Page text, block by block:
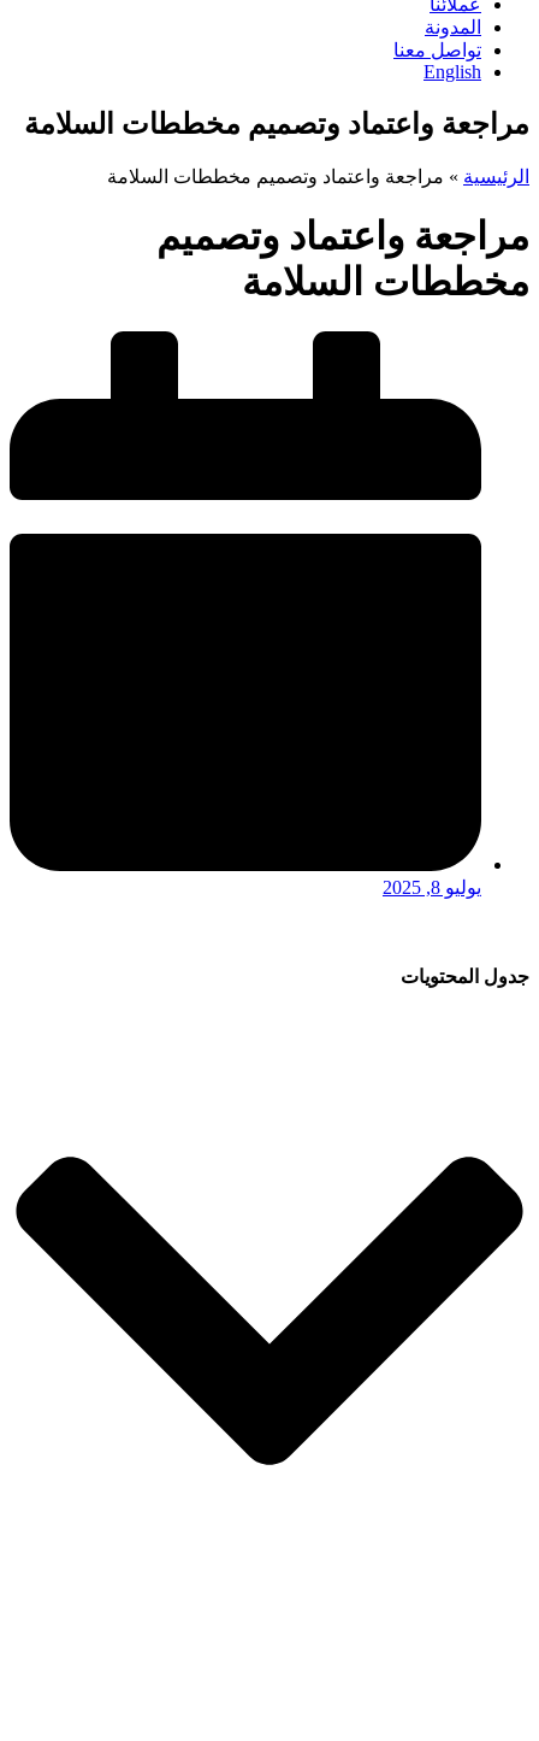
عملائنا
المدونة
تواصل معنا
English
مراجعة واعتماد وتصميم مخططات السلامة
الرئيسية » مراجعة واعتماد وتصميم مخططات السلامة
مراجعة واعتماد وتصميم
مخططات السلامة
يوليو 8, 2025
جدول المحتويات